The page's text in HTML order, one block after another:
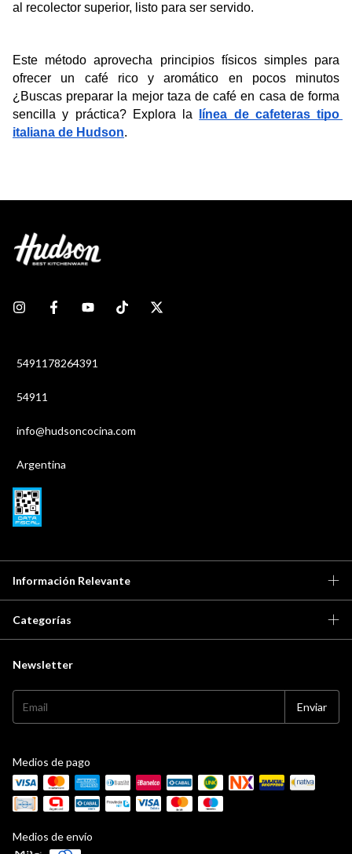
al recolector superior, listo para ser servido.
Este método aprovecha principios físicos simples para
ofrecer un café rico y aromático en pocos minutos
¿Buscas preparar la mejor taza de café en casa de forma
sencilla y práctica? Explora la
línea de cafeteras tipo
italiana de Hudson.
5491178264391
54911
info@hudsoncocina.com
Argentina
Información Relevante
Categorías
Newsletter
Medios de pago
Medios de envío